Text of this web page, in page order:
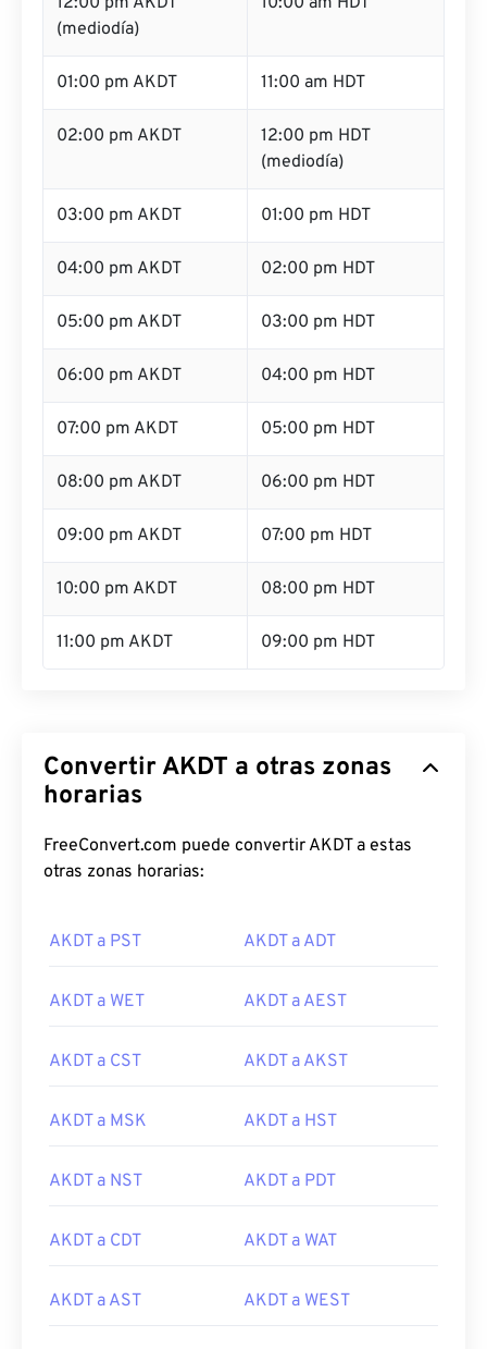
(mediodía)
01:00 pm AKDT 11:00 am HDT
02:00 pm AKDT
12:00 pm HDT
(mediodía)
03:00 pm AKDT 01:00 pm HDT
04:00 pm AKDT 02:00 pm HDT
05:00 pm AKDT 03:00 pm HDT
06:00 pm AKDT 04:00 pm HDT
07:00 pm AKDT 05:00 pm HDT
08:00 pm AKDT 06:00 pm HDT
09:00 pm AKDT 07:00 pm HDT
10:00 pm AKDT 08:00 pm HDT
11:00 pm AKDT 09:00 pm HDT
Convertir AKDT a otras zonas
horarias
FreeConvert.com puede convertir AKDT a estas
otras zonas horarias:
AKDT a PST AKDT a ADT
AKDT a WET AKDT a AEST
AKDT a CST AKDT a AKST
AKDT a MSK AKDT a HST
AKDT a NST AKDT a PDT
AKDT a CDT AKDT a WAT
AKDT a AST AKDT a WEST